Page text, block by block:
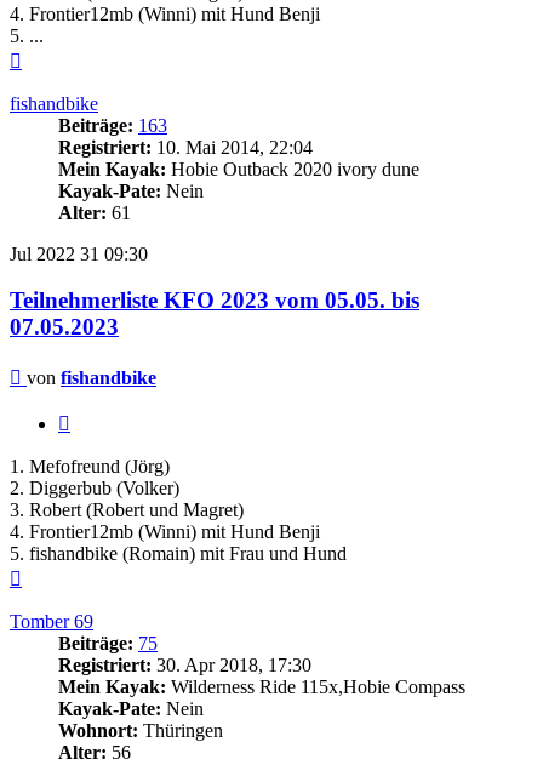
4. Frontier12mb (Winni) mit Hund Benji
5. ...
fishandbike
Beiträge: 163
Registriert: 10. Mai 2014, 22:04
Mein Kayak: Hobie Outback 2020 ivory dune
Kayak-Pate: Nein
Alter: 61
Jul 2022 31 09:30
Teilnehmerliste KFO 2023 vom 05.05. bis
07.05.2023
Beitrag
von fishandbike
1. Mefofreund (Jörg)
2. Diggerbub (Volker)
3. Robert (Robert und Magret)
4. Frontier12mb (Winni) mit Hund Benji
5. fishandbike (Romain) mit Frau und Hund
Tomber 69
Beiträge: 75
Registriert: 30. Apr 2018, 17:30
Mein Kayak: Wilderness Ride 115x,Hobie Compass
Kayak-Pate: Nein
Wohnort: Thüringen
Alter: 56